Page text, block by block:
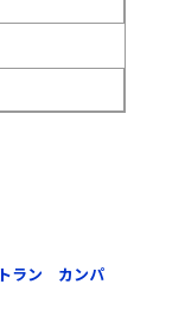
ラン カンパ